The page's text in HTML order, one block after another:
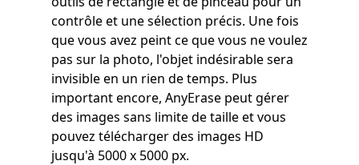
contrôle et une sélection précis. Une fois
que vous avez peint ce que vous ne voulez
pas sur la photo, l'objet indésirable sera
invisible en un rien de temps. Plus
important encore, AnyErase peut gérer
des images sans limite de taille et vous
pouvez télécharger des images HD
jusqu'à 5000 x 5000 px.